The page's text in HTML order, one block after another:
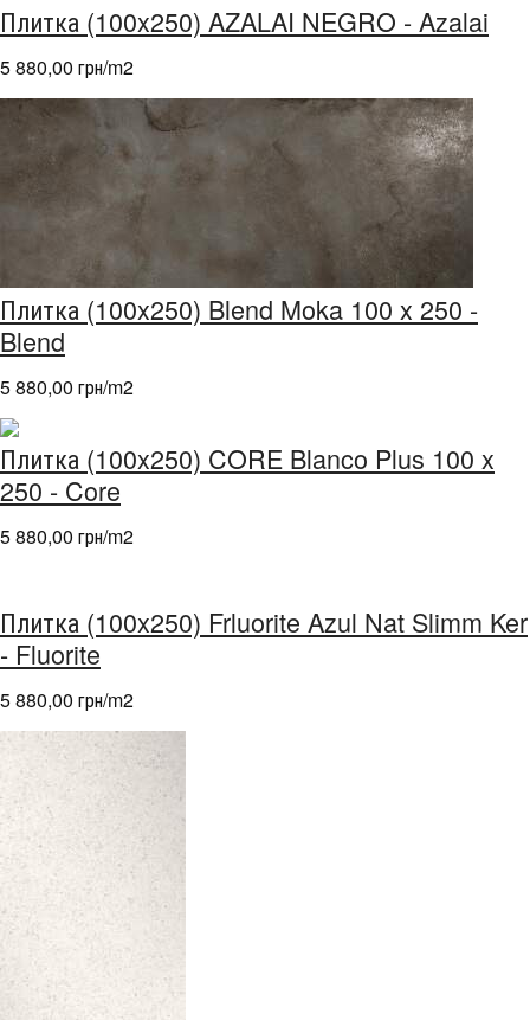
Плитка (100x250) AZALAI NEGRO - Azalai
5 880,00 грн/m2
Плитка (100x250) Blend Moka 100 x 250 -
Blend
5 880,00 грн/m2
Плитка (100x250) CORE Blanco Plus 100 x
250 - Core
5 880,00 грн/m2
Плитка (100x250) Frluorite Azul Nat Slimm Ker
- Fluorite
5 880,00 грн/m2